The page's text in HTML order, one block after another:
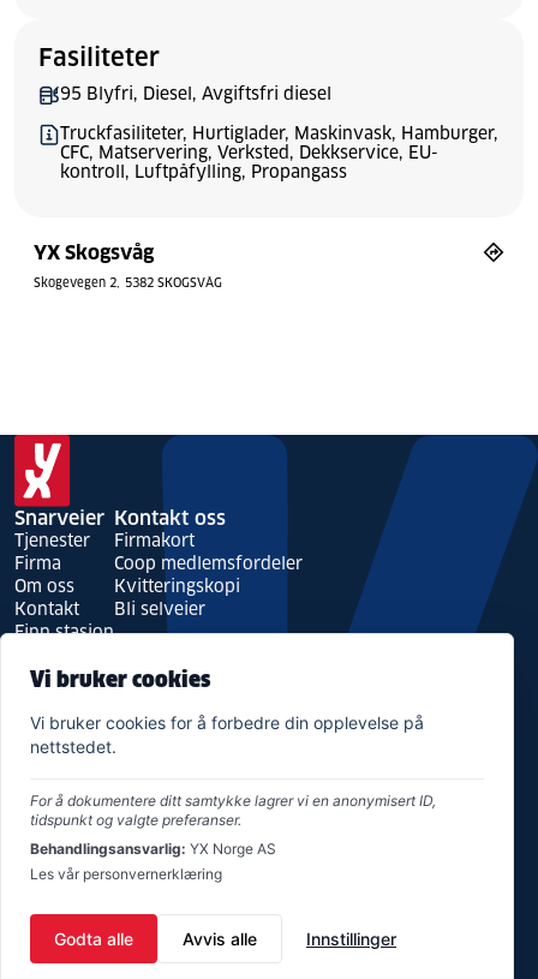
Fasiliteter
95 Blyfri, Diesel, Avgiftsfri diesel
Truckfasiliteter, Hurtiglader, Maskinvask, Hamburger,
CFC, Matservering, Verksted, Dekkservice, EU-
kontroll, Luftpåfylling, Propangass
YX Skogsvåg
Skogevegen 2 5382 SKOGSVÅG
Snarveier
Tjenester
Firma
Om oss
Kontakt
Finn stasjon
Kontakt oss
Firmakort
Coop medlemsfordeler
Kvitteringskopi
Bli selveier
Bærekraft
Produkt- og sikkerhetsdatablader
Vi bruker cookies
Vi bruker cookies for å forbedre din opplevelse på
nettstedet.
For å dokumentere ditt samtykke lagrer vi en anonymisert ID,
tidspunkt og valgte preferanser.
Behandlingsansvarlig: YX Norge AS
Les vår personvernerklæring
Godta alle Avvis alle Innstillinger